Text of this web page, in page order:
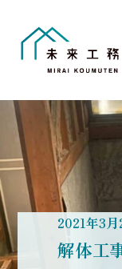
2021年3月
解体工